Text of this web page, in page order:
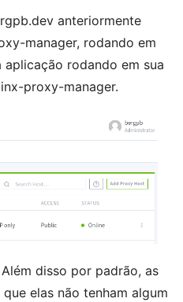
anteriormente
manager, rodando em
rodando em sua
proxy-manager.
disso por padrão, as
elas não tenham algum